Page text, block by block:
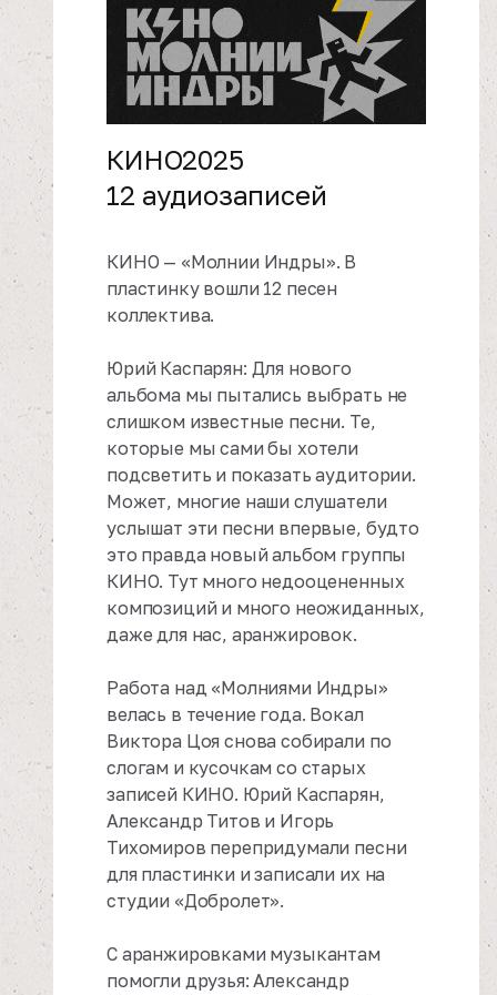
КИНО2025
12 аудиозаписей
КИНО — «Молнии Индры». В
пластинку вошли 12 песен
коллектива.
Юрий Каспарян: Для нового
альбома мы пытались выбрать не
слишком известные песни. Те,
которые мы сами бы хотели
подсветить и показать аудитории.
Может, многие наши слушатели
услышат эти песни впервые, будто
это правда новый альбом группы
КИНО. Тут много недооцененных
композиций и много неожиданных,
даже для нас, аранжировок.
Работа над «Молниями Индры»
велась в течение года. Вокал
Виктора Цоя снова собирали по
слогам и кусочкам со старых
записей КИНО. Юрий Каспарян,
Александр Титов и Игорь
Тихомиров перепридумали песни
для пластинки и записали их на
студии «Добролет».
С аранжировками музыкантам
помогли друзья: Александр